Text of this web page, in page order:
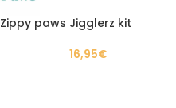
Zippy paws Jigglerz kit
16,95€